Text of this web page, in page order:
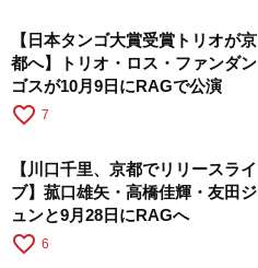
【日本タンゴ大賞受賞トリオが京
都へ】トリオ・ロス・ファンダン
ゴスが10月9日にRAGで公演
favorite_border 7
【川口千里、京都でリリースライ
ブ】菰口雄矢・高橋佳輝・友田ジ
ュンと9月28日にRAGへ
favorite_border 6